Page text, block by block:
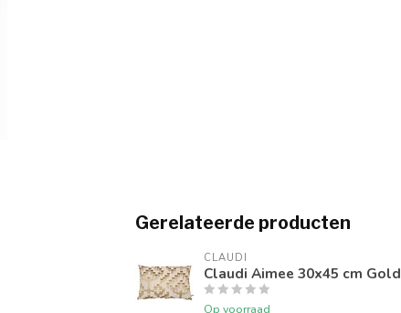
Gerelateerde producten
CLAUDI
Claudi Aimee 30x45 cm Gold
Op voorraad